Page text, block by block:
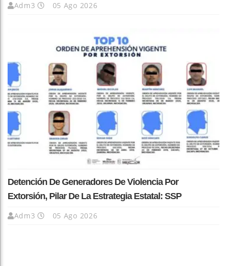
Adm3 05 Ago 2026
Detención De Generadores De Violencia Por
Extorsión, Pilar De La Estrategia Estatal: SSP
Adm3 05 Ago 2026